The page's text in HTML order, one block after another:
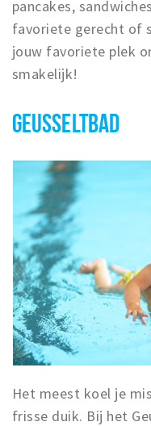
pancakes,
favoriete gerecht of
jouw favoriete plek
smakelijk!
GEUSSELTBAD
Het meest koel je
frisse duik. Bij het